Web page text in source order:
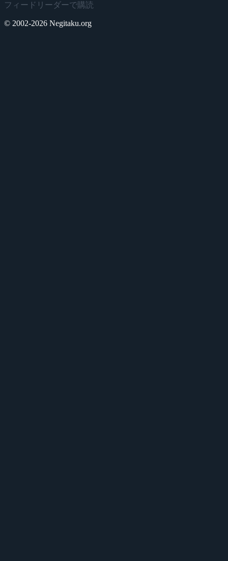
フィードリーダーで購読
© 2002-2026 Negitaku.org